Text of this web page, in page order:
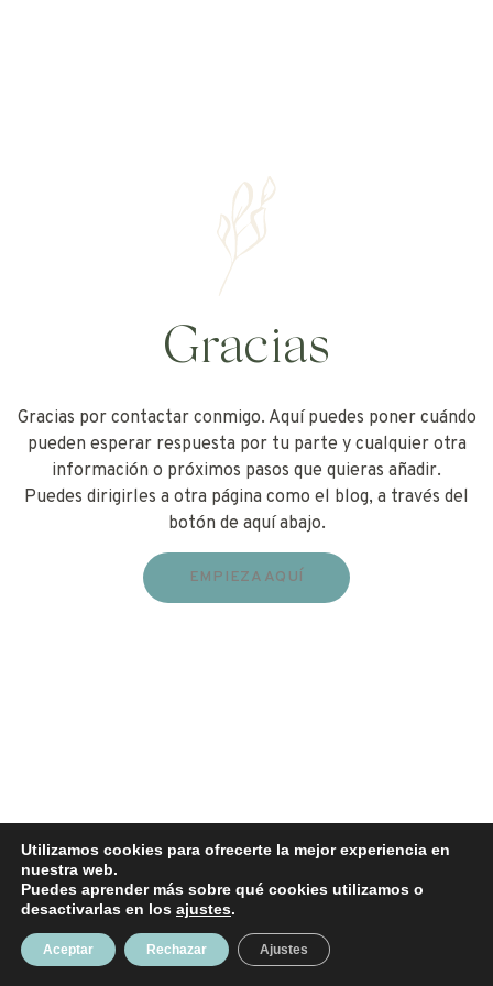
Gracias
Gracias por contactar conmigo. Aquí puedes poner cuándo
pueden esperar respuesta por tu parte y cualquier otra
información o próximos pasos que quieras añadir.
Puedes dirigirles a otra página como el blog, a través del
botón de aquí abajo.
EMPIEZA AQUÍ
Utilizamos cookies para ofrecerte la mejor experiencia en
nuestra web.
Puedes aprender más sobre qué cookies utilizamos o
desactivarlas en los ajustes.
Aceptar Rechazar Ajustes